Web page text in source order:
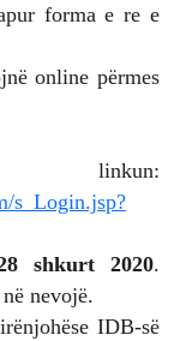
forma e re e
online përmes
s_Login.jsp?
shkurt 2020.
nevojë.
IDB-së